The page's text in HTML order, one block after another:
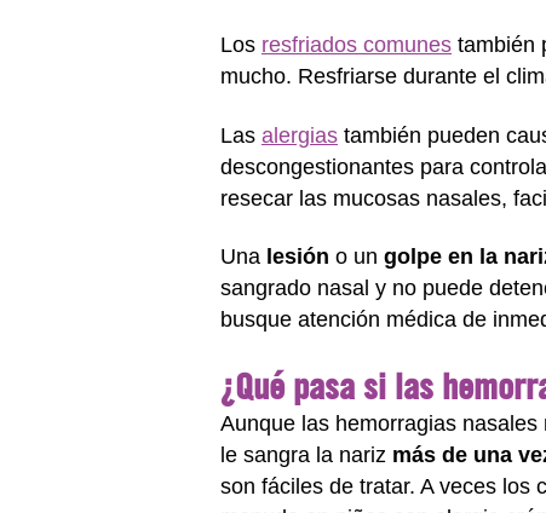
Los resfriados comunes también
mucho. Resfriarse durante el
Las alergias también pueden
descongestionantes para
resecar las mucosas nasales,
Una lesión o un golpe en la
sangrado nasal y no puede
busque atención médica de
¿Qué pasa si las
Aunque las hemorragias
le sangra la nariz más de una
son fáciles de tratar. A veces los